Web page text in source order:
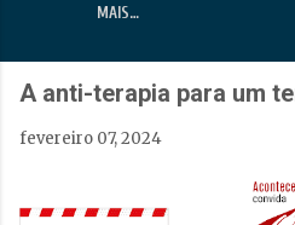
MAIS…
A anti-terapia para um
fevereiro 07, 2024